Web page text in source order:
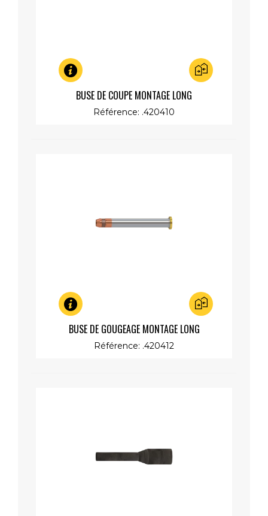
BUSE DE COUPE MONTAGE LONG
Référence: .420410
BUSE DE GOUGEAGE MONTAGE LONG
Référence: .420412